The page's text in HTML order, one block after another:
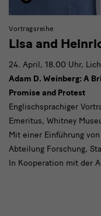
Vortragsreihe
Lisa and
24. April, 18.00 Uhr,
Adam D. Weinberg: A
Promise and Protest
Englischsprachiger
Emeritus, Whitney
Mit einer Einführung von
Abteilung Forschung,
In Kooperation mit der